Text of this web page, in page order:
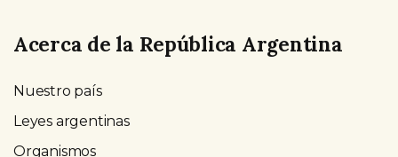
Acerca de la República Argentina
Nuestro país
Leyes argentinas
Organismos